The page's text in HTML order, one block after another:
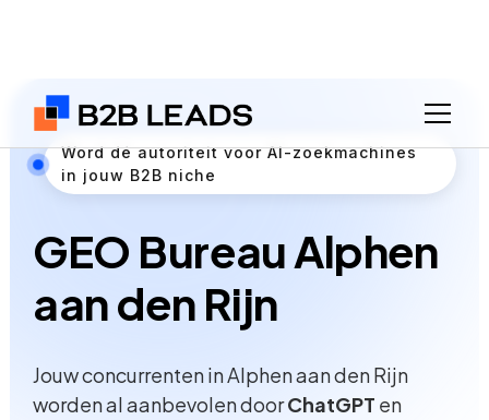
Word dé autoriteit voor AI-zoekmachines
in jouw B2B niche
GEO Bureau Alphen
aan den Rijn
Jouw concurrenten in Alphen aan den Rijn
worden al aanbevolen doorChatGPT en